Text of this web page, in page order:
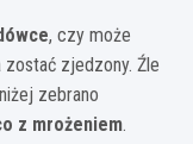
, czy może
zjedzony. Źle
zebrano
z mrożeniem.